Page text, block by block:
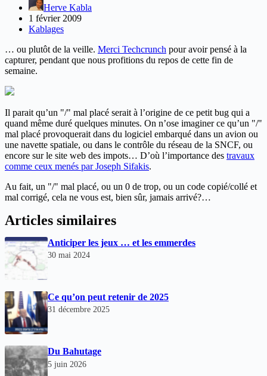
Herve Kabla
1 février 2009
Kablages
… ou plutôt de la veille. Merci Techcrunch pour avoir pensé à la
capturer, pendant que nous profitions du repos de cette fin de
semaine.
Il parait qu’un "/" mal placé serait à l’origine de ce petit bug qui a
quand même duré quelques minutes. On n’ose imaginer ce qu’un "/"
mal placé provoquerait dans du logiciel embarqué dans un avion ou
une navette spatiale, ou dans le contrôle du réseau de la SNCF, ou
encore sur le site web des impots… D’où l’importance des travaux
comme ceux menés par Joseph Sifakis.
Au fait, un "/" mal placé, ou un 0 de trop, ou un code copié/collé et
mal corrigé, cela ne vous est, bien sûr, jamais arrivé?…
Articles similaires
Anticiper les jeux … et les emmerdes
30 mai 2024
Ce qu’on peut retenir de 2025
31 décembre 2025
Du Bahutage
5 juin 2026